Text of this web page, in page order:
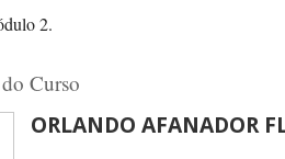
2.
Curso
ORLANDO AFANADOR